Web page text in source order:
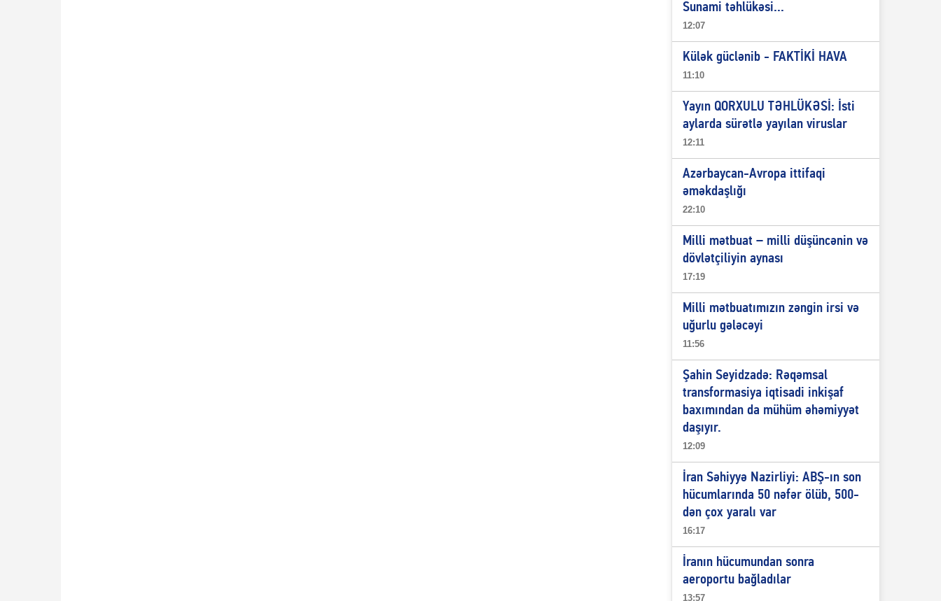
Sunami təhlükəsi...
12:07
Külək güclənib - FAKTİKİ HAVA
11:10
Yayın QORXULU TƏHLÜKƏSİ: İsti
aylarda sürətlə yayılan viruslar
12:11
Azərbaycan-Avropa ittifaqi
əməkdaşlığı
22:10
Milli mətbuat – milli düşüncənin və
dövlətçiliyin aynası
17:19
Milli mətbuatımızın zəngin irsi və
uğurlu gələcəyi
11:56
Şahin Seyidzadə: Rəqəmsal
transformasiya iqtisadi inkişaf
baxımından da mühüm əhəmiyyət
daşıyır.
12:09
İran Səhiyyə Nazirliyi: ABŞ-ın son
hücumlarında 50 nəfər ölüb, 500-
dən çox yaralı var
16:17
İranın hücumundan sonra
aeroportu bağladılar
13:57